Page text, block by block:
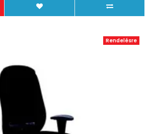
Rendelésre